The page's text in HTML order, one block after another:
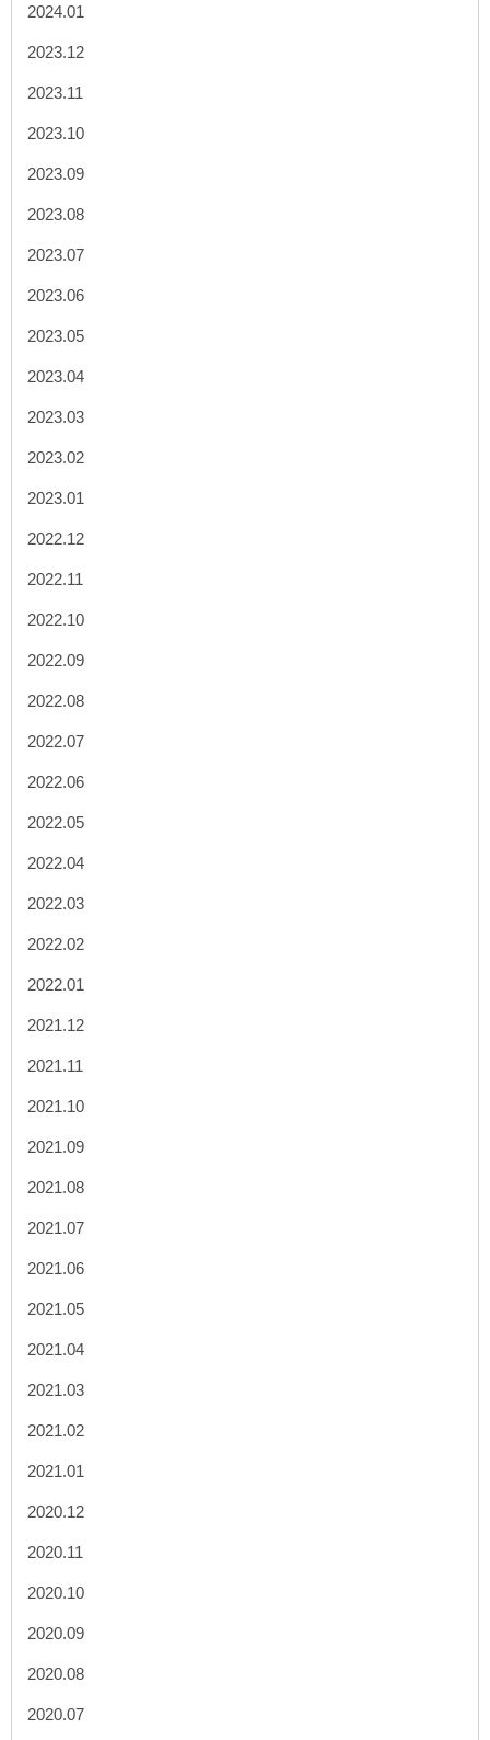
2024.01
2023.12
2023.11
2023.10
2023.09
2023.08
2023.07
2023.06
2023.05
2023.04
2023.03
2023.02
2023.01
2022.12
2022.11
2022.10
2022.09
2022.08
2022.07
2022.06
2022.05
2022.04
2022.03
2022.02
2022.01
2021.12
2021.11
2021.10
2021.09
2021.08
2021.07
2021.06
2021.05
2021.04
2021.03
2021.02
2021.01
2020.12
2020.11
2020.10
2020.09
2020.08
2020.07